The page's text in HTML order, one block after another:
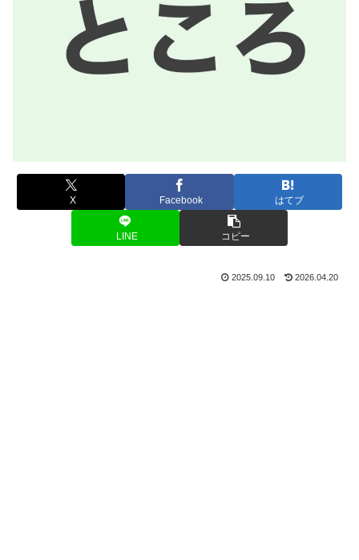
X Facebook はてブ
LINE コピー
2025.09.10 2026.04.20